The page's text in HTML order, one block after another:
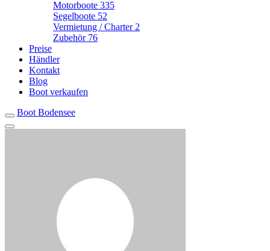
Motorboote 335
Segelboote 52
Vermietung / Charter 2
Zubehör 76
Preise
Händler
Kontakt
Blog
Boot verkaufen
Boot Bodensee